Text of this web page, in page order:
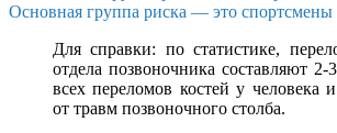
Основная группа риска — это спортсмены
Для справки: по статистике,
отдела позвоночника составляют 2-
всех переломов костей у человека
от травм позвоночного столба.